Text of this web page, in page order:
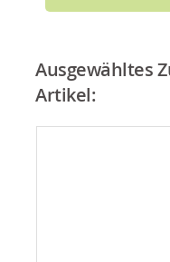
Ausgewähltes
Artikel: